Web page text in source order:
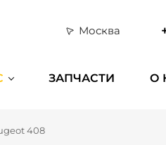
Москва
ЗАПЧАСТИ О
408